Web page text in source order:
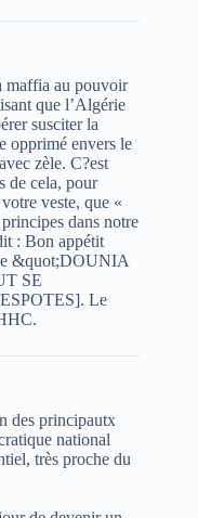
maffia au pouvoir
que l’Algérie
susciter la
opprimé envers le
zèle. C?est
de cela, pour
veste, que «
dans notre
: Bon appétit
&quot;DOUNIA
SE
Le
des principautx
national
très proche du